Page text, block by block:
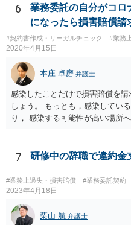
かと思いますが、依頼する弁護
だ方がいいかと思います。
6
業務委託の自分がコロ
になったら損害賠償請
#契約書作成・リーガルチェック #業務
2020年4月15日
本庄 卓磨 弁護士
感染したことだけで損害賠償を
しょう。 もっとも，感染してい
り， 感染する可能性が高い場所
るリスクがあり得ると思います
害が大きくなりますので，注意
7 研修中の辞職で違約金
#業務上過失・損害賠償 #業務委託契約
2023年4月18日
栗山 航 弁護士